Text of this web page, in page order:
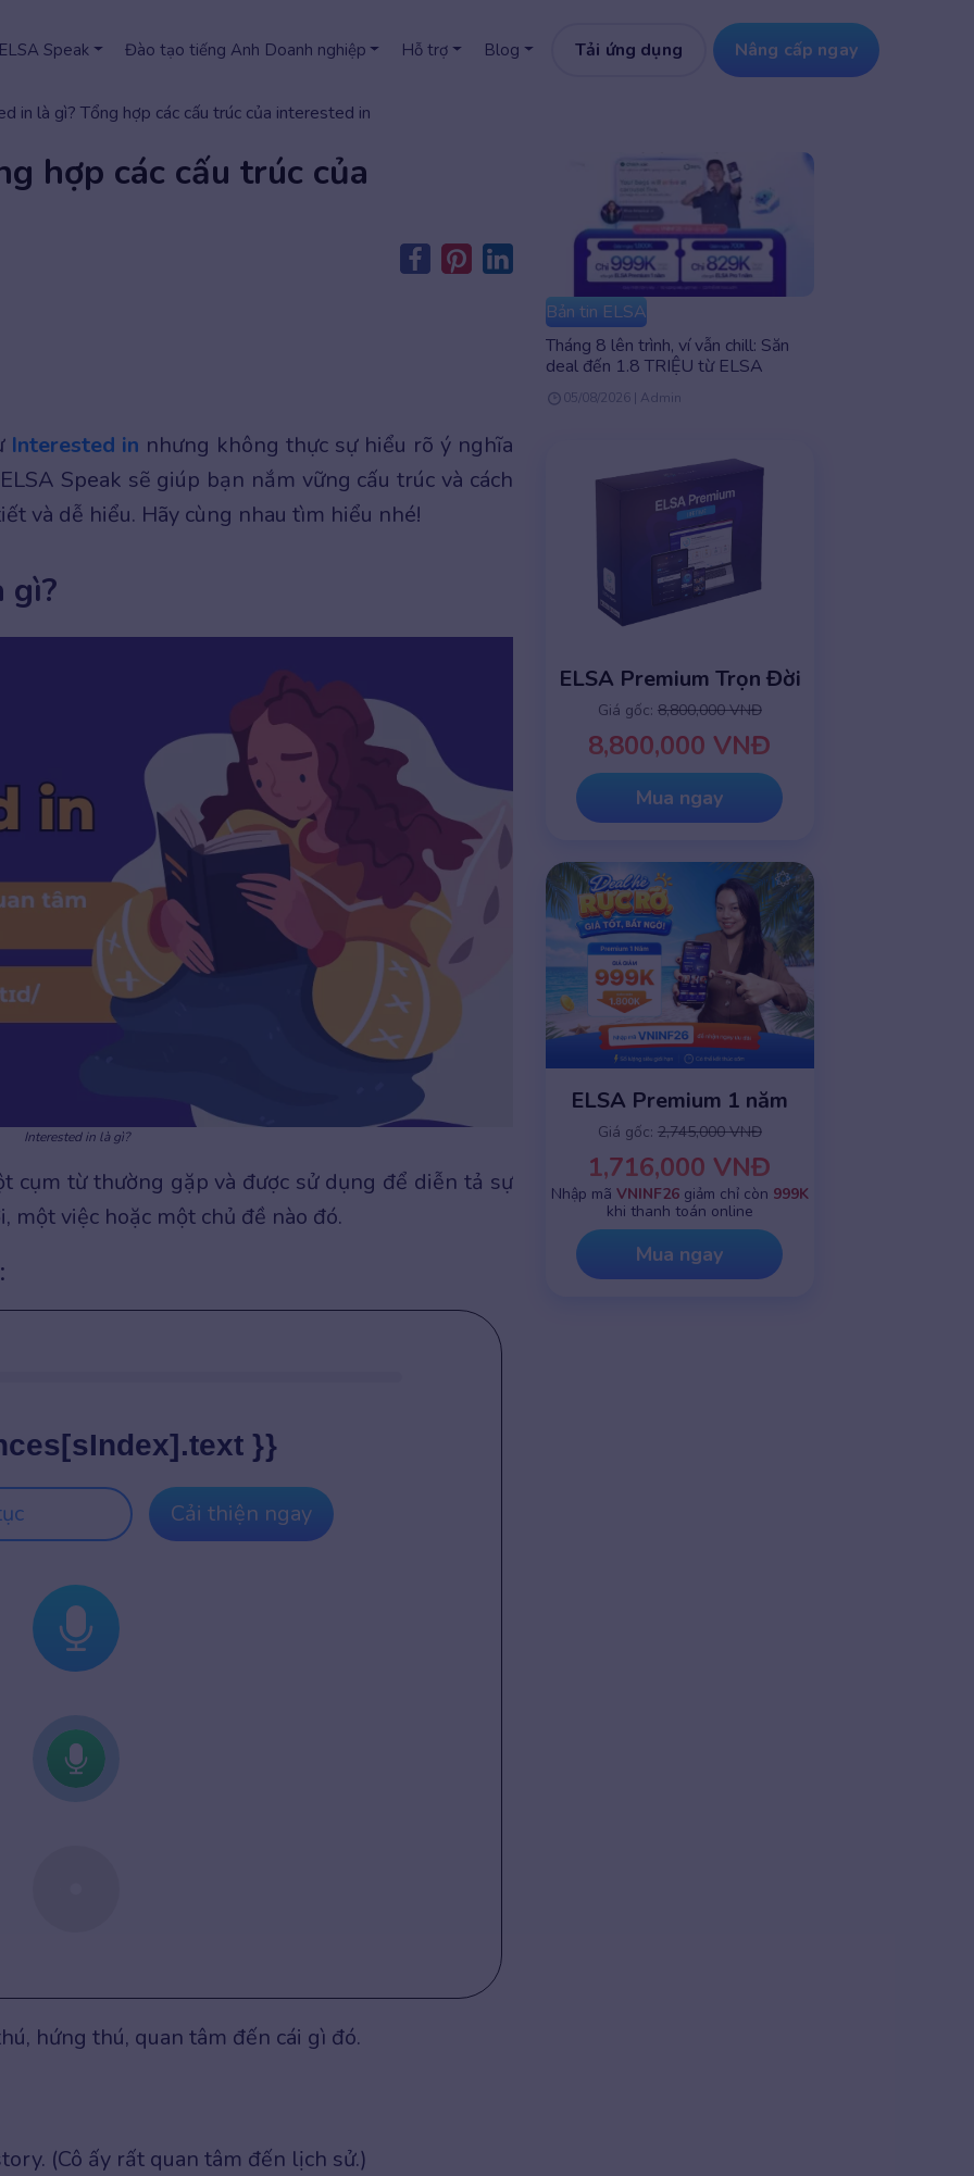
Speak Đào tạo tiếng Anh Doanh nghiệp Hỗ trợ Blog Tải ứng dụng Nâng cấp ngay
in là gì? Tổng hợp các cấu trúc của interested in
hợp các cấu trúc của
Interested in nhưng không thực sự hiểu rõ ý nghĩa
Speak sẽ giúp bạn nắm vững cấu trúc và cách
và dễ hiểu. Hãy cùng nhau tìm hiểu nhé!
gì?
Interested in là gì?
cụm từ thường gặp và được sử dụng để diễn tả sự
việc hoặc một chủ đề nào đó.
}}
Cải thiện ngay
hứng thú, quan tâm đến cái gì đó.
(Cô ấy rất quan tâm đến lịch sử.)
Bản tin ELSA
Tháng 8 lên trình, ví vẫn chill: Săn
deal đến 1.8 TRIỆU từ ELSA
05/08/2026 | Admin
ELSA Premium Trọn Đời
Giá gốc: 8,800,000 VNĐ
8,800,000 VNĐ
Mua ngay
ELSA Premium 1 năm
Giá gốc: 2,745,000 VNĐ
1,716,000 VNĐ
Nhập mã VNINF26giảm chỉ còn 999K
khi thanh toán online
Mua ngay